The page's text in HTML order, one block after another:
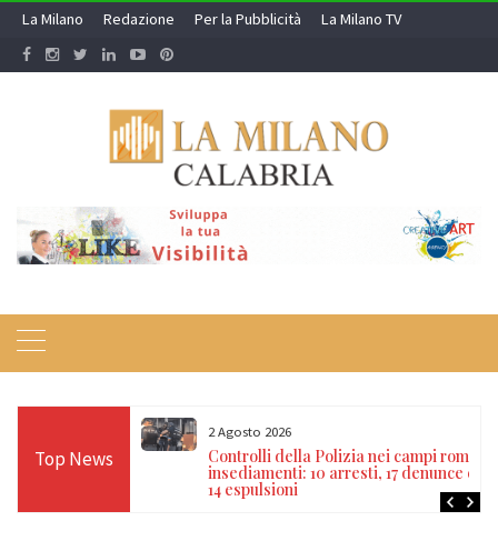
Skip
content
La Milano Redazione Per la Pubblicità La Milano TV
Top News
terremoti a
se c’è
2 Agosto 2026
Controlli della Polizia nei campi rom e
insediamenti: 10 arresti, 17 denunce e
14 espulsioni